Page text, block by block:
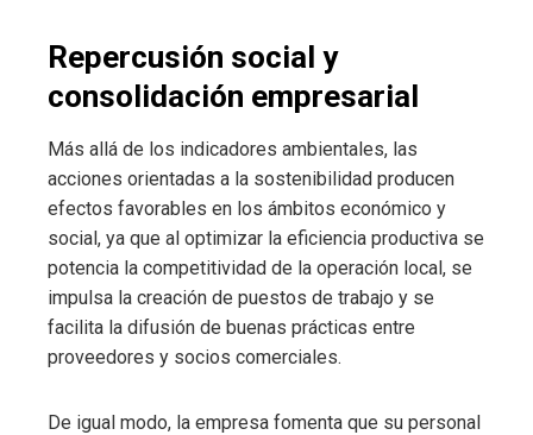
Repercusión social y
consolidación empresarial
Más allá de los indicadores ambientales, las
acciones orientadas a la sostenibilidad producen
efectos favorables en los ámbitos económico y
social, ya que al optimizar la eficiencia productiva se
potencia la competitividad de la operación local, se
impulsa la creación de puestos de trabajo y se
facilita la difusión de buenas prácticas entre
proveedores y socios comerciales.
De igual modo, la empresa fomenta que su personal